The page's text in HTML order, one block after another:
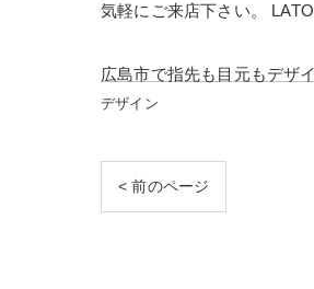
気軽にご来店下さい。
広島市で指先も目元もデザ
デザイン
< 前のページ